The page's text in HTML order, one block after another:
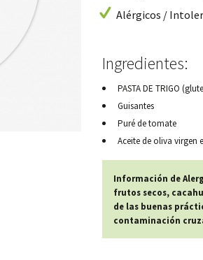
Alérgicos /
Ingredientes:
PASTA DE TRIGO
Guisantes
Puré de tomate
Aceite de oliva virgen
Información de
frutos secos,
de las buenas
contaminación